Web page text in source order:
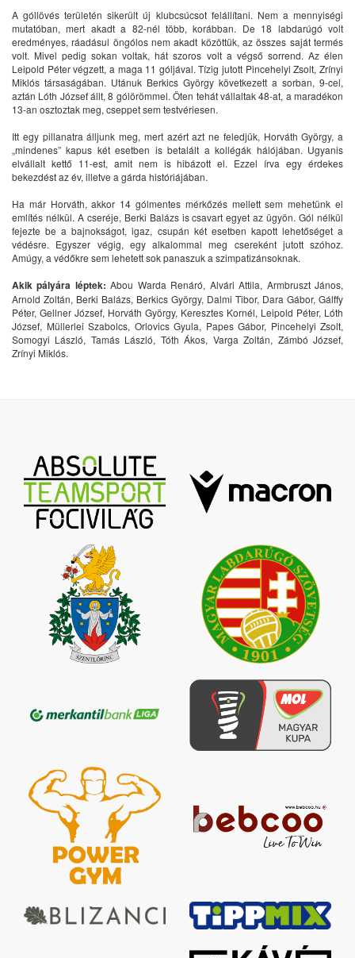
A góllövés területén sikerült új klubcsúcsot felállítani. Nem a mennyiségi
mutatóban, mert akadt a 82-nél több, korábban. De 18 labdarúgó volt
eredményes, ráadásul öngólos nem akadt közöttük, az összes saját termés
volt. Mivel pedig sokan voltak, hát szoros volt a végső sorrend. Az élen
Leipold Péter végzett, a maga 11 góljával. Tízig jutott Pincehelyi Zsolt, Zrínyi
Miklós társaságában. Utánuk Berkics György következett a sorban, 9-cel,
aztán Lóth József állt, 8 gólörömmel. Öten tehát vállaltak 48-at, a maradékon
13-an osztoztak meg, cseppet sem testvériesen.
Itt egy pillanatra álljunk meg, mert azért azt ne feledjük, Horváth György, a
„mindenes” kapus két esetben is betalált a kollégák hálójában. Ugyanis
elvállalt kettő 11-est, amit nem is hibázott el. Ezzel írva egy érdekes
bekezdést az év, illetve a gárda históriájában.
Ha már Horváth, akkor 14 gólmentes mérkőzés mellett sem mehetünk el
említés nélkül. A cseréje, Berki Balázs is csavart egyet az ügyön. Gól nélkül
fejezte be a bajnokságot, igaz, csupán két esetben kapott lehetőséget a
védésre. Egyszer végig, egy alkalommal meg csereként jutott szóhoz.
Amúgy, a védőkre sem lehetett sok panaszuk a szimpatizánsoknak.
Akik pályára léptek: Abou Warda Renáró, Alvári Attila, Armbruszt János,
Arnold Zoltán, Berki Balázs, Berkics György, Dalmi Tibor, Dara Gábor, Gálffy
Péter, Gellner József, Horváth György, Keresztes Kornél, Leipold Péter, Lóth
József, Müllerlei Szabolcs, Orlovics Gyula, Papes Gábor, Pincehelyi Zsolt,
Somogyi László, Tamás László, Tóth Ákos, Varga Zoltán, Zámbó József,
Zrínyi Miklós.